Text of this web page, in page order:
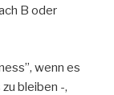
B oder
wenn es
bleiben -,